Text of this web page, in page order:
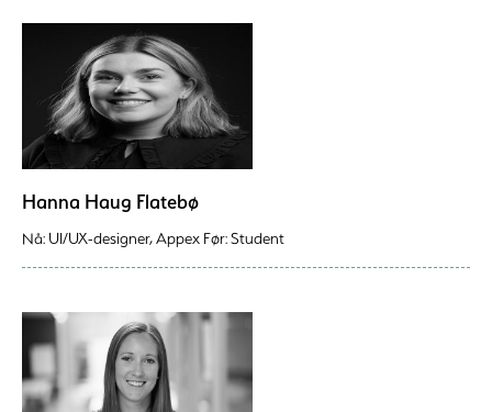
Hanna Haug Flatebø
Nå: UI/UX-designer, Appex Før: Student